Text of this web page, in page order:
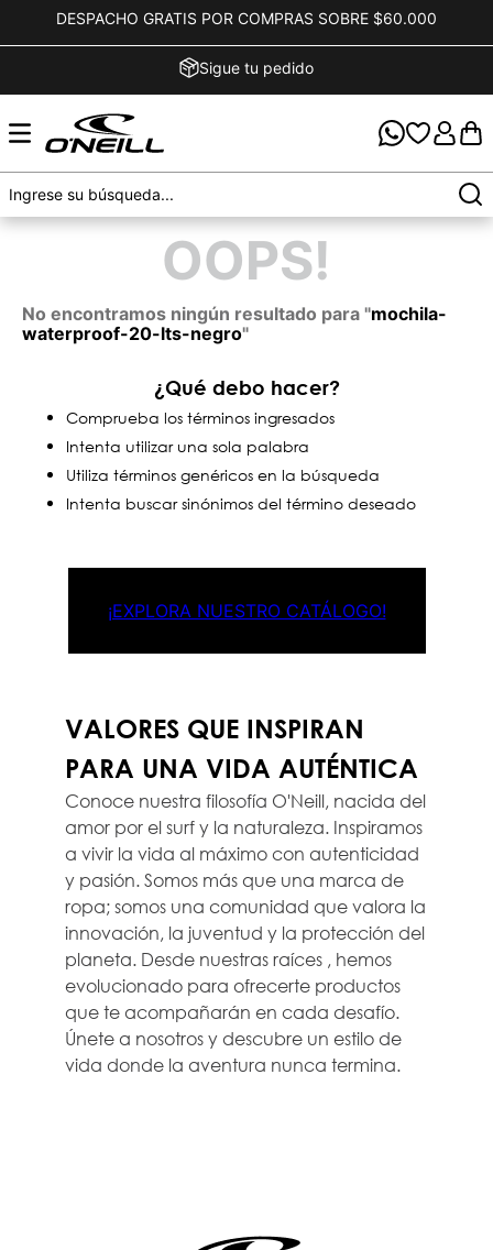
DESPACHO GRATIS POR COMPRAS SOBRE $60.000
Sigue tu pedido
OOPS!
No encontramos ningún resultado para "mochila-
waterproof-20-lts-negro"
¿Qué debo hacer?
Comprueba los términos ingresados
Intenta utilizar una sola palabra
Utiliza términos genéricos en la búsqueda
Intenta buscar sinónimos del término deseado
¡EXPLORA NUESTRO CATÁLOGO!
VALORES QUE INSPIRAN
PARA UNA VIDA AUTÉNTICA
Conoce nuestra filosofía O'Neill, nacida del
amor por el surf y la naturaleza. Inspiramos
a vivir la vida al máximo con autenticidad
y pasión. Somos más que una marca de
ropa; somos una comunidad que valora la
innovación, la juventud y la protección del
planeta. Desde nuestras raíces , hemos
evolucionado para ofrecerte productos
que te acompañarán en cada desafío.
Únete a nosotros y descubre un estilo de
vida donde la aventura nunca termina.